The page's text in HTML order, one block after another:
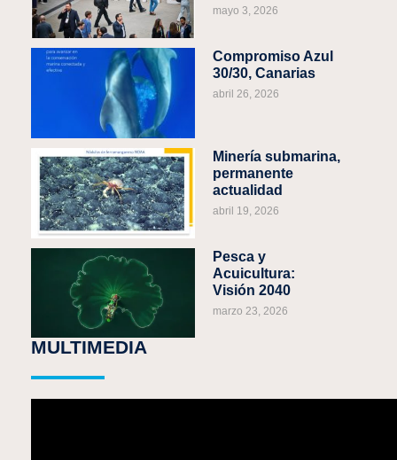
mayo 3, 2026
Compromiso Azul
30/30, Canarias
abril 26, 2026
Minería submarina,
permanente
actualidad
abril 19, 2026
Pesca y
Acuicultura:
Visión 2040
marzo 23, 2026
MULTIMEDIA